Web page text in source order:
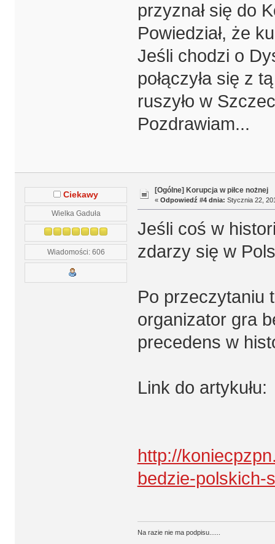
przyznał się do
Powiedział, że
Jeśli chodzi o
połączyła się z
ruszyło w
Pozdrawiam...
Ciekawy
Wielka Gaduła
Wiadomości: 606
[Ogólne] Korupcja w piłce nożnej
« Odpowiedź #4 dnia: Stycznia 22,
Jeśli coś w
zdarzy się w
Po przeczytaniu
organizator gra
precedens w
Link do artykułu:
http://
bedzie-polskich-
Na razie nie ma podpisu......